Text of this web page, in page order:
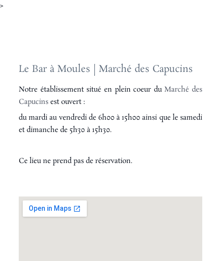
>
Le Bar à Moules | Marché des Capucins
Notre établissement situé en plein coeur duMarché des
Capucinsest ouvert :
du mardi au vendredi de 6h00 à 15h00 ainsi que le samedi
et dimanche de 5h30 à 15h30.
Ce lieu ne prend pas de réservation.